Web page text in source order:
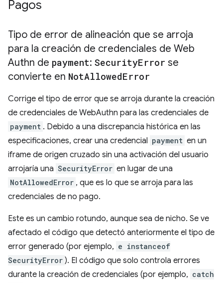
Pagos
Tipo de error de alineación que se arroja
para la creación de credenciales de Web
Authn de payment: SecurityError se
convierte en NotAllowedError
Corrige el tipo de error que se arroja durante la creación
de credenciales de WebAuthn para las credenciales de
payment . Debido a una discrepancia histórica en las
especificaciones, crear una credencial payment en un
iframe de origen cruzado sin una activación del usuario
arrojaría una SecurityError en lugar de una
NotAllowedError , que es lo que se arroja para las
credenciales de no pago.
Este es un cambio rotundo, aunque sea de nicho. Se ve
afectado el código que detectó anteriormente el tipo de
error generado (por ejemplo, e instanceof
SecurityError ). El código que solo controla errores
durante la creación de credenciales (por ejemplo, catch